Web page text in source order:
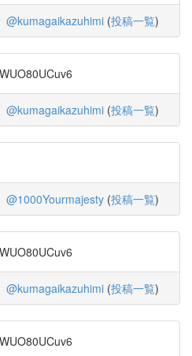
@kumagaikazuhimi (投稿一覧)
@kumagaikazuhimi (投稿一覧)
@1000Yourmajesty (投稿一覧)
@kumagaikazuhimi (投稿一覧)